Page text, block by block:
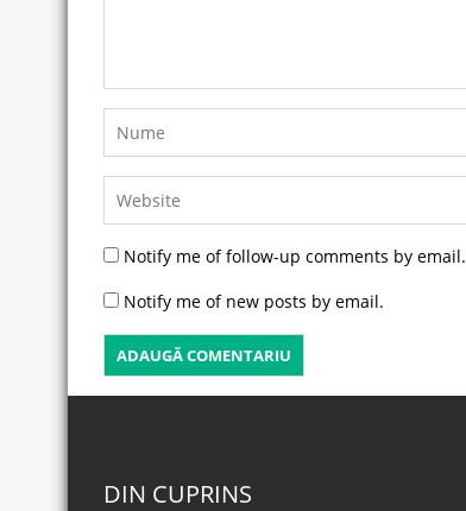
Notify me of follow-up comments by email.
Notify me of new posts by email.
DIN CUPRINS